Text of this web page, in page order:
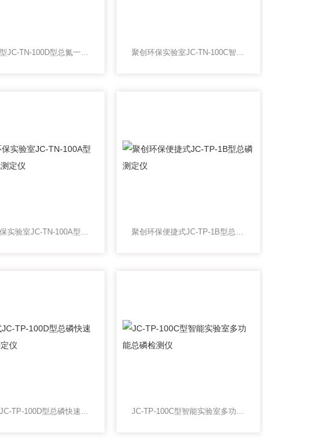
实验室型JC-TN-100D型总氮一体式快速测定仪 聚创环保实验室JC-TN-100C智能型总氮检测仪
聚创环保实验室JC-TN-100A型台式总氮测定仪 聚创环保便捷式JC-TP-1B型总磷测定仪
便携式JC-TP-100D型总磷快速一体式测定仪 JC-TP-100C型智能实验室多功能总磷检测仪